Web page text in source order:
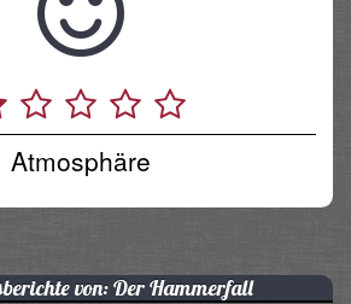
Atmosphäre
von: Der Hammerfall